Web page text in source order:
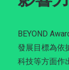
BEYOND
發展目標為依
科技等方面作